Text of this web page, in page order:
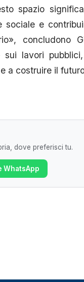
spazio
sociale e
concludono
lavori
a costruire il
dove preferisci tu.
WhatsApp